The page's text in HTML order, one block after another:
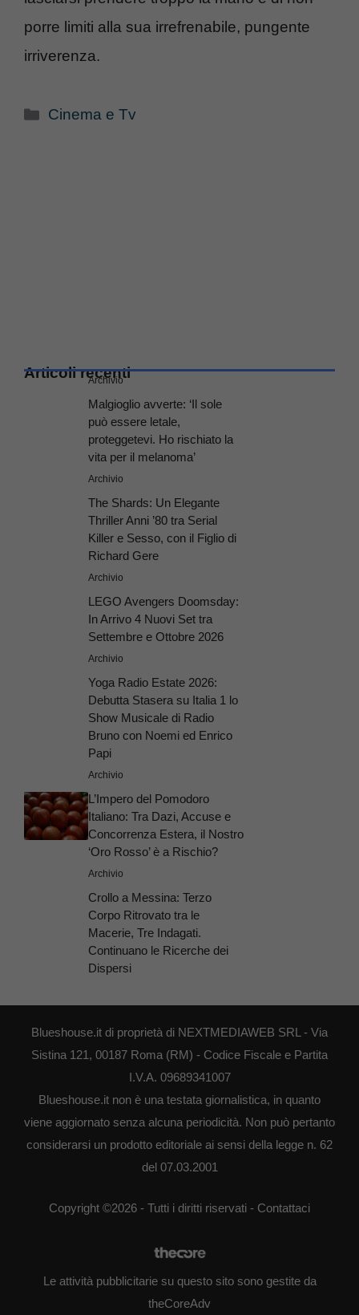
porre limiti alla sua irrefrenabile, pungente
irriverenza.
Categorie
Cinema e Tv
Articoli recenti
Archivio
Malgioglio avverte: ‘Il sole
può essere letale,
proteggetevi. Ho rischiato la
vita per il melanoma’
Archivio
The Shards: Un Elegante
Thriller Anni ’80 tra Serial
Killer e Sesso, con il Figlio di
Richard Gere
Archivio
LEGO Avengers Doomsday:
In Arrivo 4 Nuovi Set tra
Settembre e Ottobre 2026
Archivio
Yoga Radio Estate 2026:
Debutta Stasera su Italia 1 lo
Show Musicale di Radio
Bruno con Noemi ed Enrico
Papi
Archivio
L’Impero del Pomodoro
Italiano: Tra Dazi, Accuse e
Concorrenza Estera, il Nostro
‘Oro Rosso’ è a Rischio?
Archivio
Crollo a Messina: Terzo
Corpo Ritrovato tra le
Macerie, Tre Indagati.
Continuano le Ricerche dei
Dispersi
Blueshouse.it di proprietà di NEXTMEDIAWEB SRL - Via
Sistina 121, 00187 Roma (RM) - Codice Fiscale e Partita
I.V.A. 09689341007
Blueshouse.it non è una testata giornalistica, in quanto
viene aggiornato senza alcuna periodicità. Non può pertanto
considerarsi un prodotto editoriale ai sensi della legge n. 62
del 07.03.2001
Copyright ©2026 - Tutti i diritti riservati - Contattaci
Le attività pubblicitarie su questo sito sono gestite da
theCoreAdv